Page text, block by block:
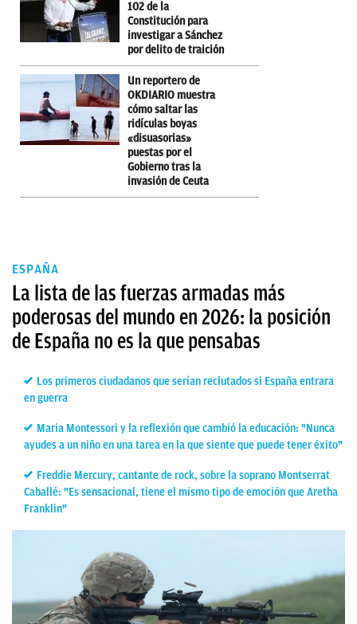
102 de la
Constitución para
investigar a Sánchez
por delito de traición
Un reportero de
OKDIARIO muestra
cómo saltar las
ridículas boyas
«disuasorias»
puestas por el
Gobierno tras la
invasión de Ceuta
ESPAÑA
La lista de las fuerzas armadas más
poderosas del mundo en 2026: la posición
de España no es la que pensabas
Los primeros ciudadanos que serían reclutados si España entrara
en guerra
Maria Montessori y la reflexión que cambió la educación: "Nunca
ayudes a un niño en una tarea en la que siente que puede tener éxito"
Freddie Mercury, cantante de rock, sobre la soprano Montserrat
Caballé: "Es sensacional, tiene el mismo tipo de emoción que Aretha
Franklin"